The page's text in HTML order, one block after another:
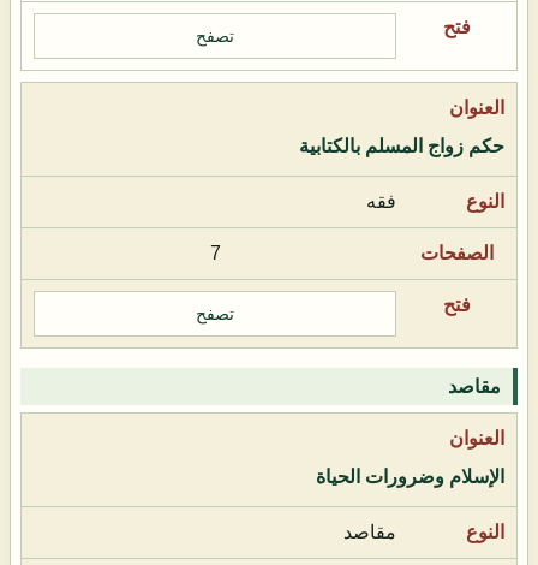
تصفح
حكم زواج المسلم بالكتابية
فقه
7
تصفح
مقاصد
الإسلام وضرورات الحياة
مقاصد